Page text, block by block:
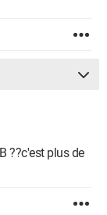
??c'est plus de